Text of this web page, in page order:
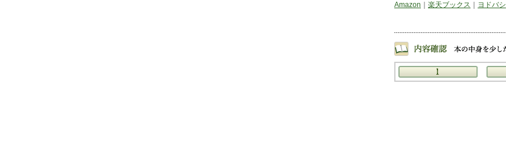
Amazon
楽天ブックス ヨドバシ